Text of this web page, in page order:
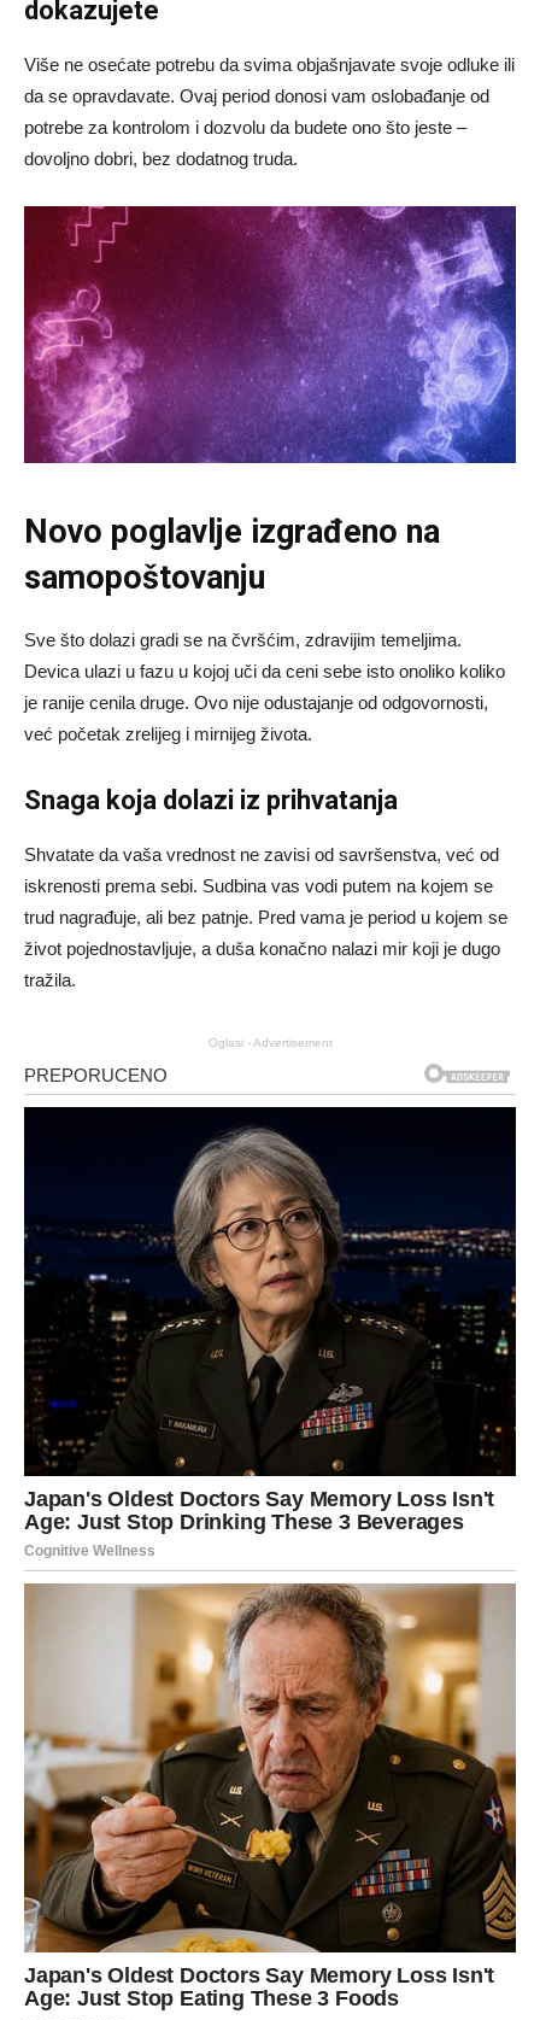
dokazujete
Više ne osećate potrebu da svima objašnjavate svoje odluke ili
da se opravdavate. Ovaj period donosi vam oslobađanje od
potrebe za kontrolom i dozvolu da budete ono što jeste –
dovoljno dobri, bez dodatnog truda.
Novo poglavlje izgrađeno na
samopoštovanju
Sve što dolazi gradi se na čvršćim, zdravijim temeljima.
Devica ulazi u fazu u kojoj uči da ceni sebe isto onoliko koliko
je ranije cenila druge. Ovo nije odustajanje od odgovornosti,
već početak zrelijeg i mirnijeg života.
Snaga koja dolazi iz prihvatanja
Shvatate da vaša vrednost ne zavisi od savršenstva, već od
iskrenosti prema sebi. Sudbina vas vodi putem na kojem se
trud nagrađuje, ali bez patnje. Pred vama je period u kojem se
život pojednostavljuje, a duša konačno nalazi mir koji je dugo
tražila.
Oglasi - Advertisement